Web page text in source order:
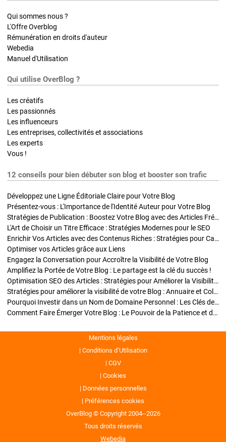
Qui sommes nous ?
L'Offre Overblog
Rémunération en droits d'auteur
Webedia
Manuel d'Utilisation
Qui utilise OverBlog ?
Les créatifs
Les passionnés
Les influenceurs
Les entreprises, collectivités et associations
Les experts
Vous !
12 conseils pour bien débuter son blog et booster son trafic
Développez une Ligne Éditoriale Claire pour Votre Blog
Présentez-vous : L'Importance de l'Identité Auteur pour Votre Blog
Stratégies de Publication : Boostez Votre Blog avec des Articles Fréquents et Exclusifs
L'Art de Choisir un Titre Efficace : Stratégies Modernes pour le SEO
Enrichir Vos Articles avec des Contenus Riches : Stratégies pour Captiver et Optimiser
Optimiser vos Articles grâce aux Liens
Engagez la Conversation pour Accroître la Visibilité de Votre Blog
Amplifiez la Portée de Votre Blog : Le partage est la clé du succès !
Optimisation SEO des Articles : Stratégies pour Améliorer la Visibilité de Votre Blog
Stratégies pour améliorer la visibilité de votre Blog : Annuaire et Collaborations
Pourquoi Investir dans un Nom de Domaine Personnel : Les Clés de la Réussite de Votre Blog
Comment Faire Émerger Votre Blog : Le Pouvoir de la Patience et de la Persévérance
Mentions légales
Conditions d’Utilisation
CGV
Cookies
Données personnelles
Préférences cookies
OverBlog © Copyright 2004--2026
Tous droits réservés
Webedia